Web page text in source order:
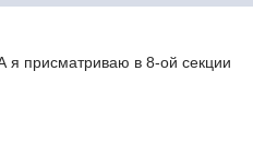
я присматриваю в 8-ой секции